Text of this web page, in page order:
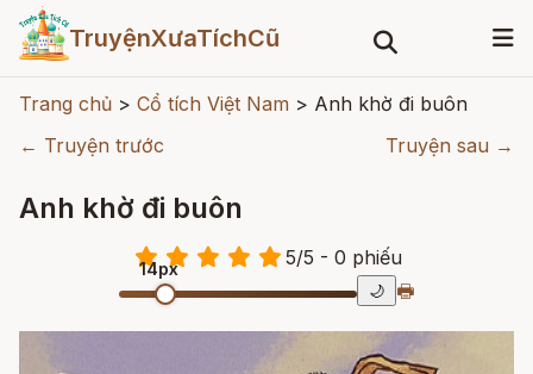
TruyệnXưaTíchCũ
Trang chủ > Cổ tích Việt Nam > Anh khờ đi buôn
← Truyện trước
Truyện sau →
Anh khờ đi buôn
5/5 - 0 phiếu
14px
🌙 🖶